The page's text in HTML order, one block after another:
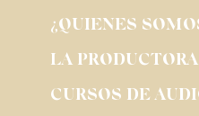
¿QUIENES
LA PRODUCTORA
CURSOS DE